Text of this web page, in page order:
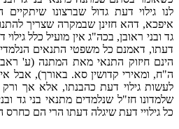
לנו גילוי דעת גדול שברצונו
איפכא, דהא חזינן שבמקרה שצריך
גד ובני ראובן, בכה"ג אין מועיל כלל גילוי
דעתו, דאמנם כל משפטי התנאים
הינם חיזוק התנאי מאת המתנה (ע'
ה"ח, ומאירי קדושין סא. באורך), אבל
לעשות גילוי דעת כהבנתו, אלא אך ורק
שלמדונו חז"ל שנלמדים מתנאי בני גד
כל גילויי דעת שיגלה דעתו הרי הם